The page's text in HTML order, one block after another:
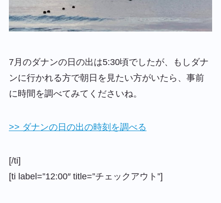
7月のダナンの日の出は5:30頃でしたが、もしダナ
ンに行かれる方で朝日を見たい方がいたら、事前
に時間を調べてみてくださいね。
>> ダナンの日の出の時刻を調べる
[/ti]
[ti label=”12:00″ title=”チェックアウト”]